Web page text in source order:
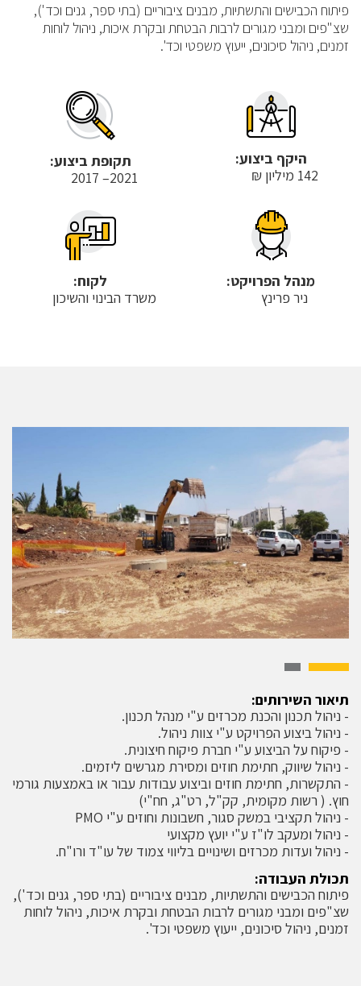
פיתוח הכבישים והתשתיות, מבנים ציבוריים (בתי ספר, גנים וכד'),
שצ"פים ומבני מגורים לרבות הבטחת ובקרת איכות, ניהול לוחות
זמנים, ניהול סיכונים, ייעוץ משפטי וכד'.
היקף ביצוע:
142 מיליון ₪
תקופת ביצוע:
2021– 2017
מנהל הפרויקט:
ניר פרינץ
לקוח:
משרד הבינוי והשיכון
תיאור השירותים:
- ניהול תכנון והכנת מכרזים ע"י מנהל תכנון.
- ניהול ביצוע הפרויקט ע"י צוות ניהול.
- פיקוח על הביצוע ע"י חברת פיקוח חיצונית.
- ניהול שיווק, חתימת חוזים ומסירת מגרשים ליזמים.
- התקשרות, חתימת חוזים וביצוע עבודות עבור או באמצעות גורמי
חוץ. ( רשות מקומית, קק"ל, רט"ג, חח"י)
- ניהול תקציבי במשק סגור, חשבונות וחוזים ע"י PMO
- ניהול ומעקב לו"ז ע"י יועץ מקצועי
- ניהול ועדות מכרזים ושינויים בליווי צמוד של עו"ד ורו"ח.
תכולת העבודה:
פיתוח הכבישים והתשתיות, מבנים ציבוריים (בתי ספר, גנים וכד'),
שצ"פים ומבני מגורים לרבות הבטחת ובקרת איכות, ניהול לוחות
זמנים, ניהול סיכונים, ייעוץ משפטי וכד'.